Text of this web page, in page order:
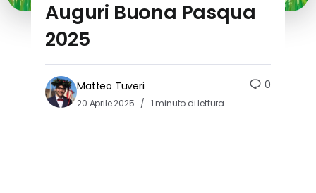
Auguri Buona Pasqua
2025
Matteo Tuveri
20 Aprile 2025 1 minuto di lettura
0